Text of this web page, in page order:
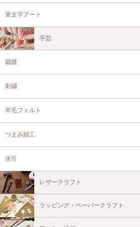
筆文字アート
手芸
裁縫
刺繍
羊毛フェルト
つまみ細工
水引
レザークラフト
ラッピング・ペーパークラフト